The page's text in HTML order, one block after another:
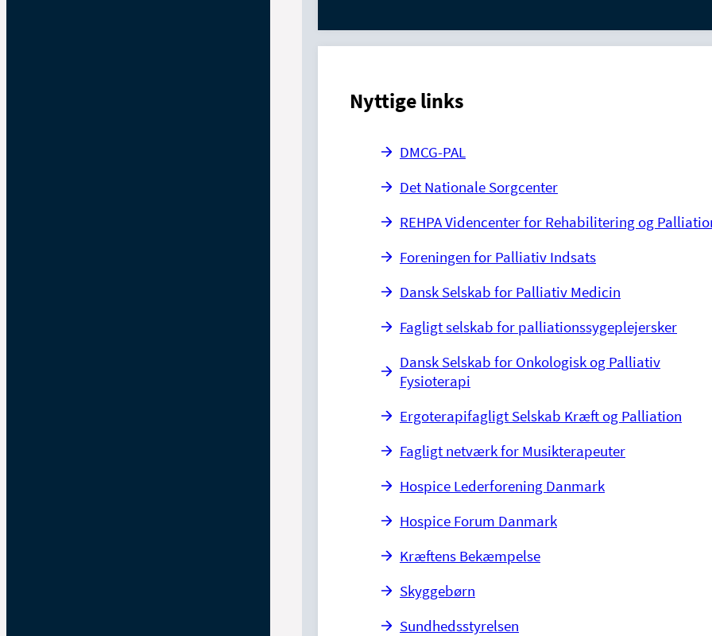
Nyttige links
DMCG-PAL
Det Nationale Sorgcenter
REHPA Videncenter for Rehabilitering og
Foreningen for Palliativ Indsats
Dansk Selskab for Palliativ Medicin
Fagligt selskab for palliationssygeplejersker
Dansk Selskab for Onkologisk og Palliativ
Fysioterapi
Ergoterapifagligt Selskab Kræft og Palliation
Fagligt netværk for Musikterapeuter
Hospice Lederforening Danmark
Hospice Forum Danmark
Kræftens Bekæmpelse
Skyggebørn
Sundhedsstyrelsen